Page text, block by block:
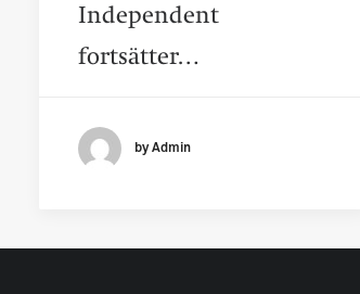
Independent
fortsätter…
by Admin